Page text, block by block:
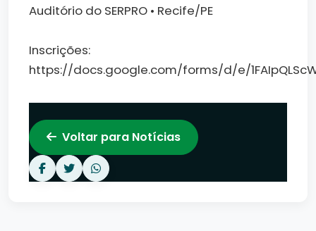
Auditório do SERPRO • Recife/PE
Inscrições:
https://docs.google.com/forms/d/e/
Voltar para Notícias